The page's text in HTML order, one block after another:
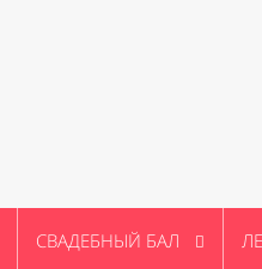
СВАДЕБНЫЙ БАЛ